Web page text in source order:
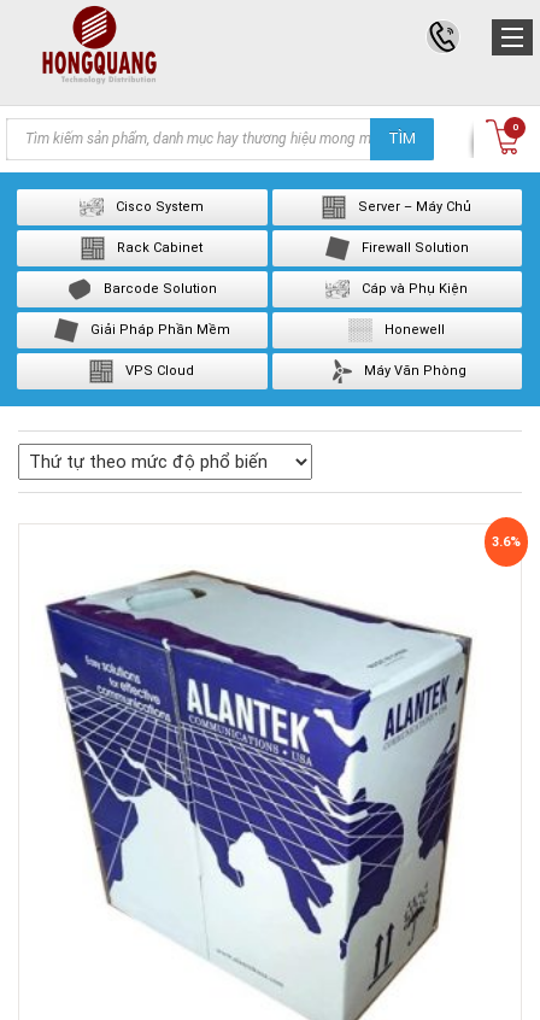
0
Products
search
TÌM
Cisco System Server – Máy Chủ
Rack Cabinet Firewall Solution
Barcode Solution Cáp và Phụ Kiện
Giải Pháp Phần Mềm Honewell
VPS Cloud Máy Văn Phòng
3.6%